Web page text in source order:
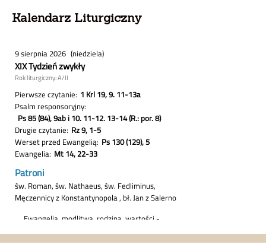
Kalendarz Liturgiczny